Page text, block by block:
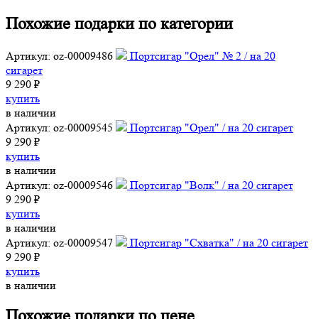
Похожие подарки по категории
Артикул: oz-00009486
Портсигар "Орел" № 2 / на 20
сигарет
9 290 ₽
купить
в наличии
Артикул: oz-00009545
Портсигар "Орел" / на 20 сигарет
9 290 ₽
купить
в наличии
Артикул: oz-00009546
Портсигар "Волк" / на 20 сигарет
9 290 ₽
купить
в наличии
Артикул: oz-00009547
Портсигар "Схватка" / на 20 сигарет
9 290 ₽
купить
в наличии